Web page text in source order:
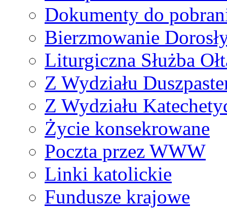
Dokumenty do
Bierzmowanie
Liturgiczna Służba
Z Wydziału
Z Wydziału
Życie konsekrowane
Poczta przez WWW
Linki katolickie
Fundusze krajowe